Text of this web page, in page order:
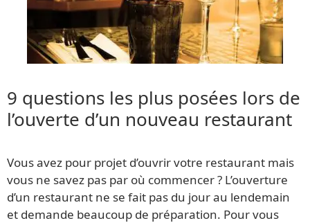
9 questions les plus posées lors de
l’ouverte d’un nouveau restaurant
Vous avez pour projet d’ouvrir votre restaurant mais
vous ne savez pas par où commencer ? L’ouverture
d’un restaurant ne se fait pas du jour au lendemain
et demande beaucoup de préparation. Pour vous